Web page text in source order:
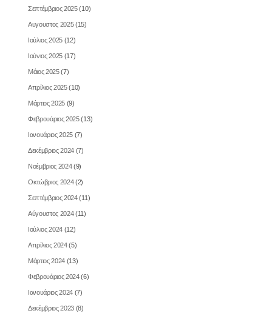
Σεπτέμβριος 2025(10)
Αυγουστος 2025(15)
Ιούλιος 2025 (12)
Ιούνιος 2025 (17)
Μάιος 2025(7)
Απρίλιος 2025(10)
Μάρτιος 2025 (9)
Φεβρουάριος 2025(13)
Ιανουάριος 2025 (7)
Δεκέμβριος 2024 (7)
Νοέμβριος 2024(9)
Οκτώβριος 2024(2)
Σεπτέμβριος 2024(11)
Αύγουστος 2024(11)
Ιούλιος 2024 (12)
Απρίλιος 2024(5)
Μάρτιος 2024 (13)
Φεβρουάριος 2024(6)
Ιανουάριος 2024 (7)
Δεκέμβριος 2023 (8)